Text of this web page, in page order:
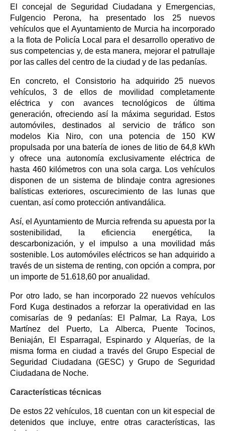
El concejal de Seguridad Ciudadana y Emergencias,
Fulgencio Perona, ha presentado los 25 nuevos
vehículos que el Ayuntamiento de Murcia ha incorporado
a la flota de Policía Local para el desarrollo operativo de
sus competencias y, de esta manera, mejorar el patrullaje
por las calles del centro de la ciudad y de las pedanías.
En concreto, el Consistorio ha adquirido 25 nuevos
vehículos, 3 de ellos de movilidad completamente
eléctrica y con avances tecnológicos de última
generación, ofreciendo así la máxima seguridad. Estos
automóviles, destinados al servicio de tráfico son
modelos Kia Niro, con una potencia de 150 KW
propulsada por una batería de iones de litio de 64,8 kWh
y ofrece una autonomía exclusivamente eléctrica de
hasta 460 kilómetros con una sola carga. Los vehículos
disponen de un sistema de blindaje contra agresiones
balísticas exteriores, oscurecimiento de las lunas que
cuentan, así como protección antivandálica.
Así, el Ayuntamiento de Murcia refrenda su apuesta por la
sostenibilidad, la eficiencia energética, la
descarbonización, y el impulso a una movilidad más
sostenible. Los automóviles eléctricos se han adquirido a
través de un sistema de renting, con opción a compra, por
un importe de 51.618,60 por anualidad.
Por otro lado, se han incorporado 22 nuevos vehículos
Ford Kuga destinados a reforzar la operatividad en las
comisarías de 9 pedanías: El Palmar, La Raya, Los
Martínez del Puerto, La Alberca, Puente Tocinos,
Beniaján, El Esparragal, Espinardo y Alquerías, de la
misma forma en ciudad a través del Grupo Especial de
Seguridad Ciudadana (GESC) y Grupo de Seguridad
Ciudadana de Noche.
Características técnicas
De estos 22 vehículos, 18 cuentan con un kit especial de
detenidos que incluye, entre otras características, las